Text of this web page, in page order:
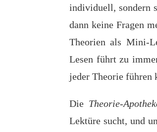
individuell, sondern
dann keine Fragen
Theorien als Mini-
Lesen führt zu
jeder Theorie führen
Die Theorie-
Lektüre sucht, und